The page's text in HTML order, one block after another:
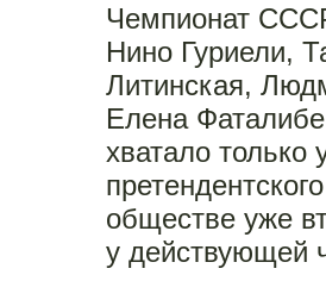
Чемпионат
Нино Гуриели,
Литинская,
Елена
хватало только
обществе уже
у действующей